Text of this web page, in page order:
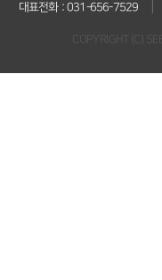
대표전화 : 031-656-7529